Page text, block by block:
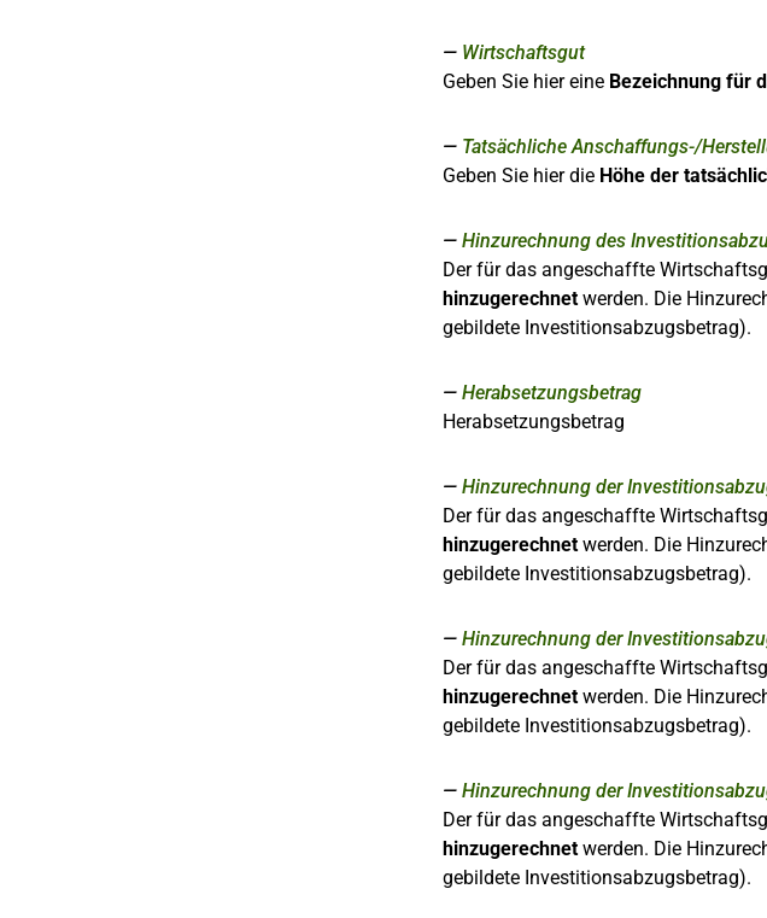
Wirtschaftsgut
Geben Sie hier eine Bezeichnung für
Tatsächliche Anschaffungs-/
Geben Sie hier die Höhe der
Hinzurechnung des
Der für das angeschaffte
hinzugerechnetwerden. Die
gebildete Investitionsabzugsbetrag).
Herabsetzungsbetrag
Herabsetzungsbetrag
Hinzurechnung der
Der für das angeschaffte
hinzugerechnetwerden. Die
gebildete Investitionsabzugsbetrag).
Hinzurechnung der
Der für das angeschaffte
hinzugerechnetwerden. Die
gebildete Investitionsabzugsbetrag).
Hinzurechnung der
Der für das angeschaffte
hinzugerechnetwerden. Die
gebildete Investitionsabzugsbetrag).